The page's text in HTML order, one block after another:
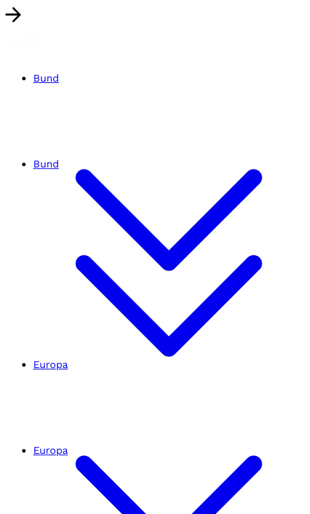
Bund
Europa
Bund
Europa